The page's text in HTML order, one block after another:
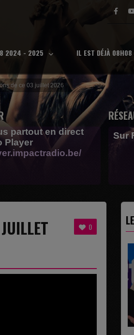
2024 - 2025 IL EST DÉJÀ
de ce 03 juillet 2026
partout en direct
Player
Sur
0